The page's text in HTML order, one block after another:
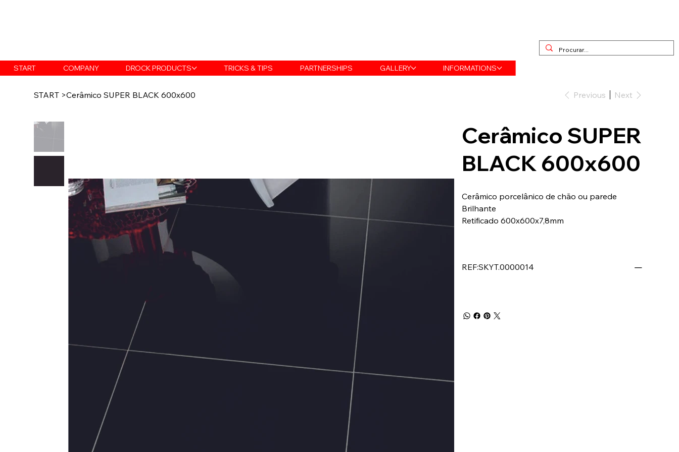
START COMPANY DROCK PRODUCTS TRICKS & TIPS PARTNERSHIPS GALLERY INFORMATIONS
START >Cerâmico SUPER BLACK 600x600 Previous Next
Cerâmico SUPER
BLACK 600x600
Cerâmico porcelânico de chão ou parede
Brilhante
Retificado 600x600x7,8mm
REF:SKYT.0000014